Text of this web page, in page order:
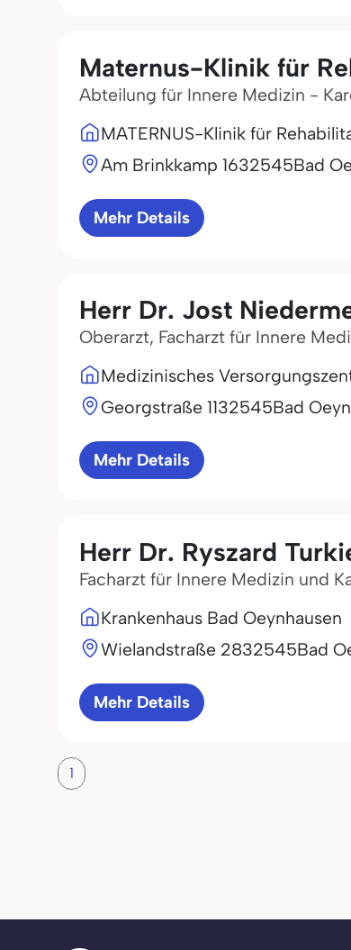
Maternus-Klinik für
Abteilung für Innere Medizin -
MATERNUS-Klinik für
Am Brinkkamp 1632545Bad
Mehr Details
Herr Dr. Jost
Oberarzt, Facharzt für Innere
Medizinisches
Georgstraße 1132545Bad
Mehr Details
Herr Dr. Ryszard
Facharzt für Innere Medizin und
Krankenhaus Bad Oeynhausen
Wielandstraße 2832545Bad
Mehr Details
1